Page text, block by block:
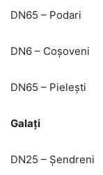
DN65 – Podari
DN6 – Coșoveni
DN65 – Pielești
Galați
DN25 – Șendreni